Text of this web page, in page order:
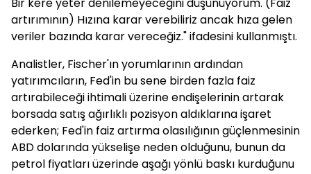
artırımının) Hızına karar verebiliriz ancak hıza gelen
veriler bazında karar vereceğiz." ifadesini kullanmıştı.
Analistler, Fischer'ın yorumlarının ardından
yatırımcıların, Fed'in bu sene birden fazla faiz
artırabileceği ihtimali üzerine endişelerinin artarak
borsada satış ağırlıklı pozisyon aldıklarına işaret
ederken; Fed'in faiz artırma olasılığının güçlenmesinin
ABD dolarında yükselişe neden olduğunu, bunun da
petrol fiyatları üzerinde aşağı yönlü baskı kurduğunu